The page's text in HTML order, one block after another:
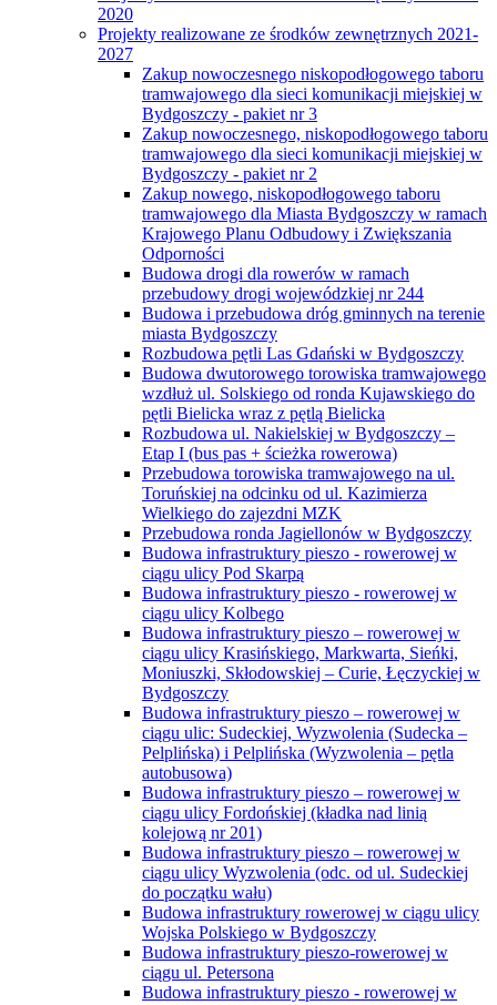
2020
Projekty realizowane ze środków zewnętrznych 2021-
2027
Zakup nowoczesnego niskopodłogowego taboru
tramwajowego dla sieci komunikacji miejskiej w
Bydgoszczy - pakiet nr 3
Zakup nowoczesnego, niskopodłogowego taboru
tramwajowego dla sieci komunikacji miejskiej w
Bydgoszczy - pakiet nr 2
Zakup nowego, niskopodłogowego taboru
tramwajowego dla Miasta Bydgoszczy w ramach
Krajowego Planu Odbudowy i Zwiększania
Odporności
Budowa drogi dla rowerów w ramach
przebudowy drogi wojewódzkiej nr 244
Budowa i przebudowa dróg gminnych na terenie
miasta Bydgoszczy
Rozbudowa pętli Las Gdański w Bydgoszczy
Budowa dwutorowego torowiska tramwajowego
wzdłuż ul. Solskiego od ronda Kujawskiego do
pętli Bielicka wraz z pętlą Bielicka
Rozbudowa ul. Nakielskiej w Bydgoszczy –
Etap I (bus pas + ścieżka rowerowa)
Przebudowa torowiska tramwajowego na ul.
Toruńskiej na odcinku od ul. Kazimierza
Wielkiego do zajezdni MZK
Przebudowa ronda Jagiellonów w Bydgoszczy
Budowa infrastruktury pieszo - rowerowej w
ciągu ulicy Pod Skarpą
Budowa infrastruktury pieszo - rowerowej w
ciągu ulicy Kolbego
Budowa infrastruktury pieszo – rowerowej w
ciągu ulicy Krasińskiego, Markwarta, Sieńki,
Moniuszki, Skłodowskiej – Curie, Łęczyckiej w
Bydgoszczy
Budowa infrastruktury pieszo – rowerowej w
ciągu ulic: Sudeckiej, Wyzwolenia (Sudecka –
Pelplińska) i Pelplińska (Wyzwolenia – pętla
autobusowa)
Budowa infrastruktury pieszo – rowerowej w
ciągu ulicy Fordońskiej (kładka nad linią
kolejową nr 201)
Budowa infrastruktury pieszo – rowerowej w
ciągu ulicy Wyzwolenia (odc. od ul. Sudeckiej
do początku wału)
Budowa infrastruktury rowerowej w ciągu ulicy
Wojska Polskiego w Bydgoszczy
Budowa infrastruktury pieszo-rowerowej w
ciągu ul. Petersona
Budowa infrastruktury pieszo - rowerowej w